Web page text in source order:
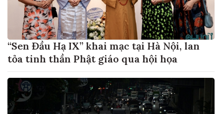
“Sen Đầu Hạ IX” khai mạc tại Hà Nội, lan
tỏa tinh thần Phật giáo qua hội họa